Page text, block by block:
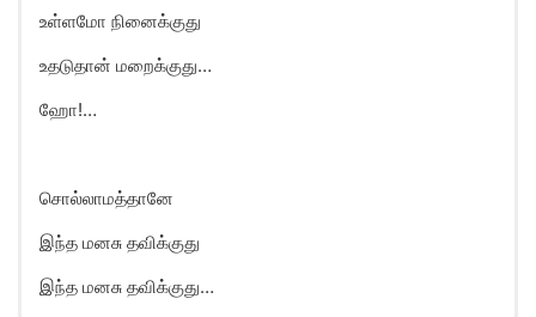
உள்ளமோ நினைக்குது
உதடுதான் மறைக்குது…
ஹோ!…
சொல்லாமத்தானே
இந்த மனசு தவிக்குது
இந்த மனசு தவிக்குது…